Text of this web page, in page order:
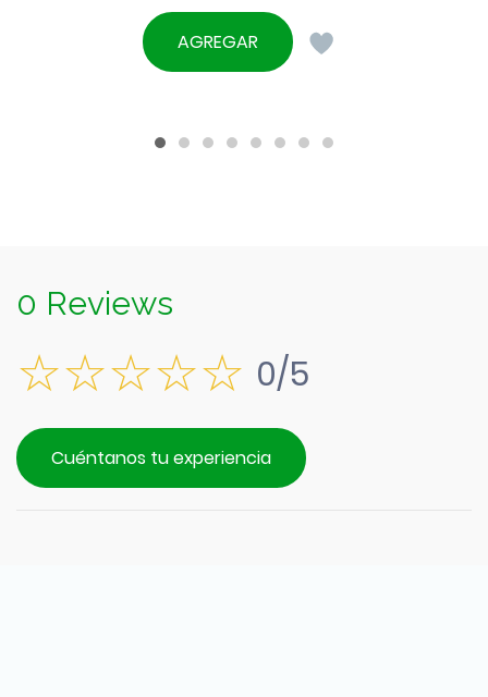
AGREGAR
0 Reviews
0/5
Cuéntanos tu experiencia